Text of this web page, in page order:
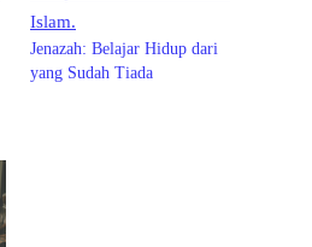
Jenazah: Belajar Hidup dari
yang Sudah Tiada